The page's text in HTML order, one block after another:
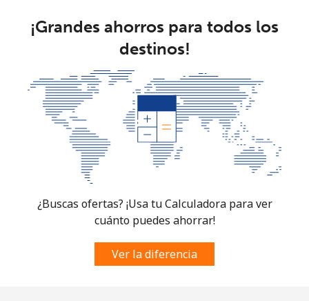
¡Grandes ahorros para todos los
destinos!
¿Buscas ofertas? ¡Usa tu Calculadora para ver
cuánto puedes ahorrar!
Ver la diferencia